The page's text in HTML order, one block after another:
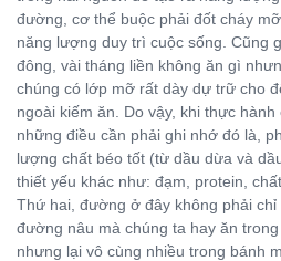
đường, cơ thể buộc phải đốt cháy
năng lượng duy trì cuộc sống. Cũng
đông, vài tháng liền không ăn gì
chúng có lớp mỡ rất dày dự trữ cho
ngoài kiếm ăn. Do vậy, khi thực
những điều cần phải ghi nhớ đó là,
lượng chất béo tốt (từ dầu dừa và
thiết yếu khác như: đạm, protein,
Thứ hai, đường ở đây không phải
đường nâu mà chúng ta hay ăn
nhưng lại vô cùng nhiều trong bánh